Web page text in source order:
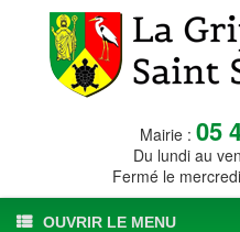
Mairie : 05
Du lundi au
Fermé le
OUVRIR LE MENU